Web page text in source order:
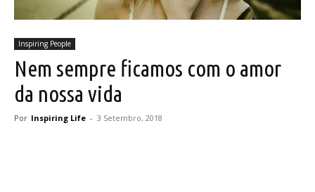
Inspiring People
Nem sempre ficamos com o amor
da nossa vida
Por Inspiring Life - 3 Setembro, 2018